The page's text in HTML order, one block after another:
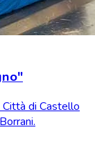
di Castello